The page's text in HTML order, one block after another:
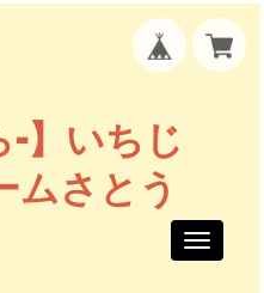
-】いちじ
ムさとう
Toggle